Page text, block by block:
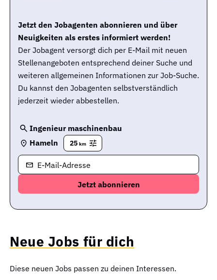
Jetzt den Jobagenten abonnieren und über
Neuigkeiten als erstes informiert werden!
Der Jobagent versorgt dich per E-Mail mit neuen
Stellenangeboten entsprechend deiner Suche und
weiteren allgemeinen Informationen zur Job-Suche.
Du kannst den Jobagenten selbstverständlich
jederzeit wieder abbestellen.
Ingenieur maschinenbau
Hameln
25 km
E-Mail-Adresse
Neue Jobs für dich
Diese neuen Jobs passen zu deinen Interessen.